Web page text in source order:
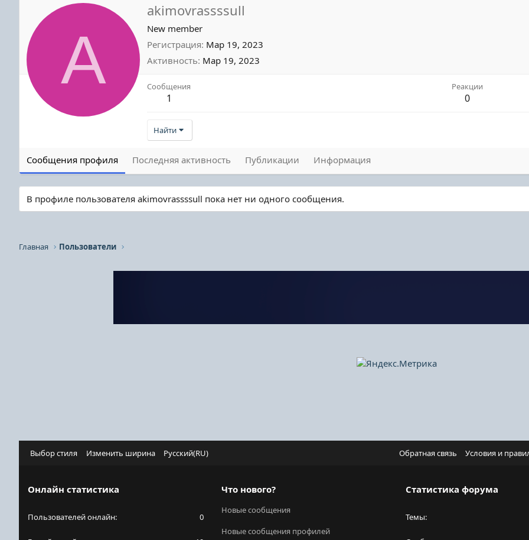
A
akimovrassssull
New member
Регистрация Мар 19, 2023
Активность Мар 19, 2023
Сообщения
1
Реакции
0
Найти
Сообщения профиля Последняя активность Публикации Информация
В профиле пользователя akimovrassssull пока нет ни одного сообщения.
Главная Пользователи
Выбор стиля Изменить ширина Русский(RU) Обратная связь Условия и
Онлайн статистика
Пользователей онлайн 0
Что нового?
Новые сообщения
Новые сообщения профилей
Статистика форума
Темы